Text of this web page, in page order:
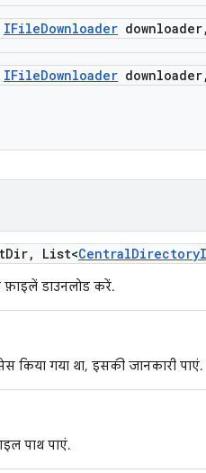
IFileDownloader downloader,
IFileDownloader downloader,
Dir, List<CentralDirectory
फ़ाइलें डाउनलोड करें.
गया था, इसकी जानकारी पाएं.
पाथ पाएं.